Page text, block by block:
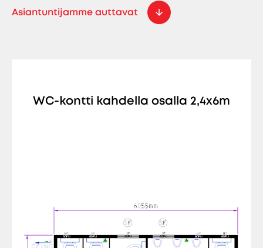
Asiantuntijamme auttavat
WC-kontti kahdella osalla 2,4x6m